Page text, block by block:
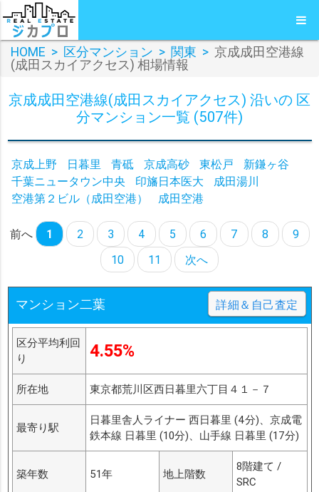
HOME > 区分マンション > 関東 > 京成成田空港線
(成田スカイアクセス) 相場情報
京成成田空港線(成田スカイアクセス) 沿いの 区
分マンション一覧 (507件)
京成上野 日暮里 青砥 京成高砂 東松戸
新鎌ヶ谷
千葉ニュータウン中央
印旛日本医大
成田湯川
空港第２ビル（成田空港）
成田空港
前へ 1 2 3 4 5 6 7 8
9
10
11 次へ
マンション二葉 詳細＆自己査定
区分平均利回
り
4.55%
所在地 東京都荒川区西日暮里六丁目４１－７
最寄り駅
日暮里舎人ライナー 西日暮里 (4分)、京成電
鉄本線 日暮里 (10分)、山手線 日暮里 (17分)
築年数 51年 地上階数
8階建て /
SRC